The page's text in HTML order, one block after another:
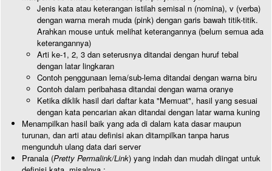
Jenis kata atau keterangan istilah semisal n (nomina), v (verba)
dengan warna merah muda (pink) dengan garis bawah titik-titik.
Arahkan mouse untuk melihat keterangannya (belum semua ada
keterangannya)
Arti ke-1, 2, 3 dan seterusnya ditandai dengan huruf tebal
dengan latar lingkaran
Contoh penggunaan lema/sub-lema ditandai dengan warna biru
Contoh dalam peribahasa ditandai dengan warna oranye
Ketika diklik hasil dari daftar kata "Memuat", hasil yang sesuai
dengan kata pencarian akan ditandai dengan latar warna kuning
Menampilkan hasil baik yang ada di dalam kata dasar maupun
turunan, dan arti atau definisi akan ditampilkan tanpa harus
mengunduh ulang data dari server
Pranala (Pretty Permalink/Link) yang indah dan mudah diingat untuk